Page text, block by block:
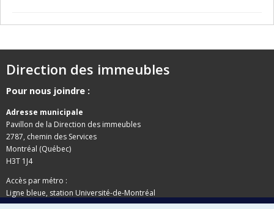
Direction des immeubles
Pour nous joindre :
Adresse municipale
Pavillon de la Direction des immeubles
2787, chemin des Services
Montréal (Québec)
H3T 1J4
Accès par métro :
Ligne bleue, station Université-de-Montréal